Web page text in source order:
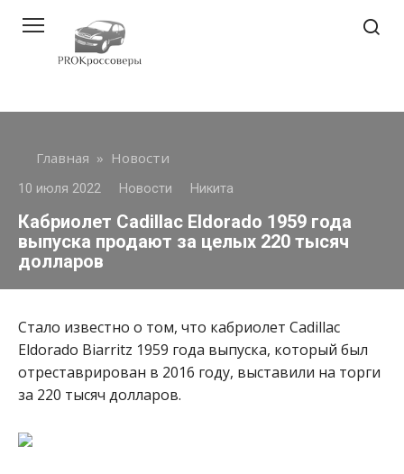
контенту
Главная » Новости
10 июля 2022 Новости Никита
Кабриолет Cadillac Eldorado 1959 года
выпуска продают за целых 220 тысяч
долларов
Стало известно о том, что кабриолет Cadillac
Eldorado Biarritz 1959 года выпуска, который был
отреставрирован в 2016 году, выставили на торги
за 220 тысяч долларов.